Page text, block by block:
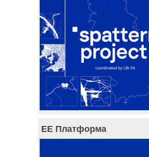
ЕЕ Платформа